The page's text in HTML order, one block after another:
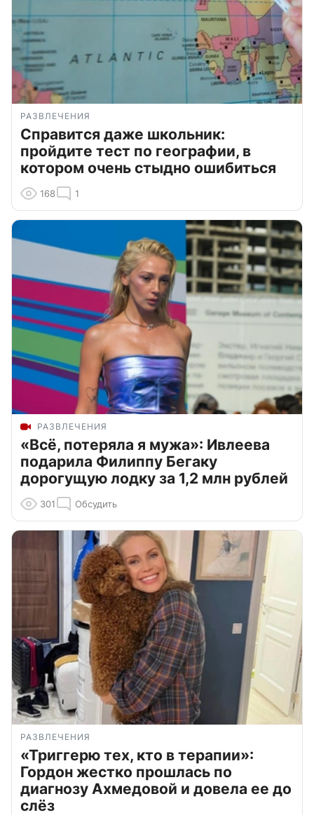
РАЗВЛЕЧЕНИЯ
Справится даже школьник:
пройдите тест по географии, в
котором очень стыдно ошибиться
168 1
РАЗВЛЕЧЕНИЯ
«Всё, потеряла я мужа»: Ивлеева
подарила Филиппу Бегаку
дорогущую лодку за 1,2 млн рублей
301 Обсудить
РАЗВЛЕЧЕНИЯ
«Триггерю тех, кто в терапии»:
Гордон жестко прошлась по
диагнозу Ахмедовой и довела ее до
слёз